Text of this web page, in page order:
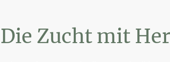
Die Zucht mit